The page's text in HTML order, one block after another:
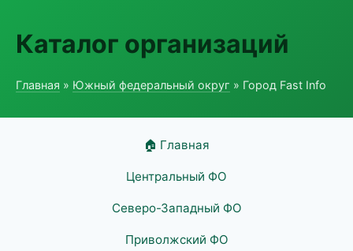
Каталог организаций
Главная » Южный федеральный округ » Город Fast Info
🏠 Главная
Центральный ФО
Северо-Западный ФО
Приволжский ФО